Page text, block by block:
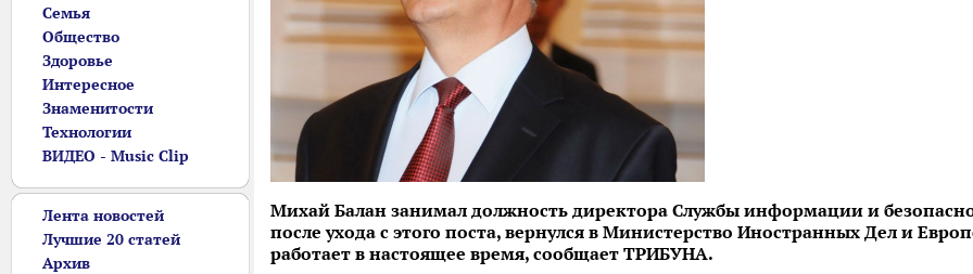
Семья
Общество
Здоровье
Интересное
Знаменитости
Технологии
ВИДЕО - Music Clip
Лента новостей
Лучшие 20 статей
Архив
Михай Балан занимал должность директора Службы информации и
после ухода с этого поста, вернулся в Министерство Иностранных Дел и
работает в настоящее время, сообщает ТРИБУНА.